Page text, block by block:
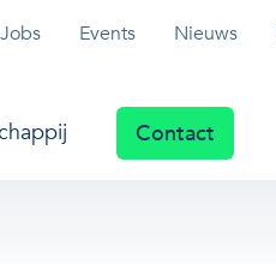
Jobs Events Nieuws
Contact